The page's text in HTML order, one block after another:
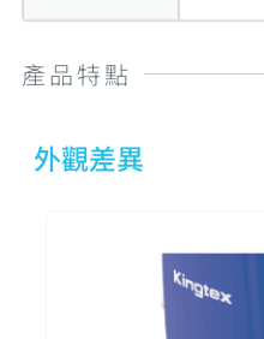
產品特點
外觀差異